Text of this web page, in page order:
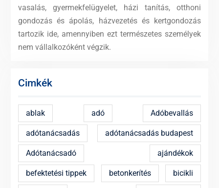
vasalás, gyermekfelügyelet, házi tanítás, otthoni
gondozás és ápolás, házvezetés és kertgondozás
tartozik ide, amennyiben ezt természetes személyek
nem vállalkozóként végzik.
Cimkék
ablak adó Adóbevallás
adótanácsadás adótanácsadás budapest
Adótanácsadó ajándékok
befektetési tippek betonkerítés bicikli